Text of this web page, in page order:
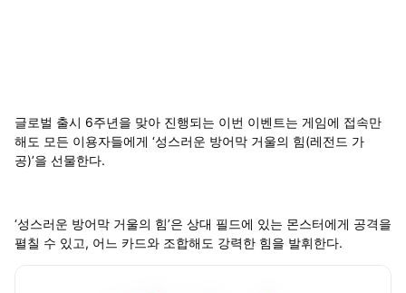
글로벌 출시 6주년을 맞아 진행되는 이번 이벤트는 게임에 접속만
해도 모든 이용자들에게 ‘성스러운 방어막 거울의 힘(레전드 가
공)’을 선물한다.
‘성스러운 방어막 거울의 힘’은 상대 필드에 있는 몬스터에게 공격을
펼칠 수 있고, 어느 카드와 조합해도 강력한 힘을 발휘한다.